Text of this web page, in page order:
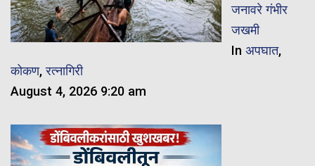
जनावरे गंभीर
जखमी
In अपघात,
कोकण,रत्नागिरी
August 4, 2026 9:20 am